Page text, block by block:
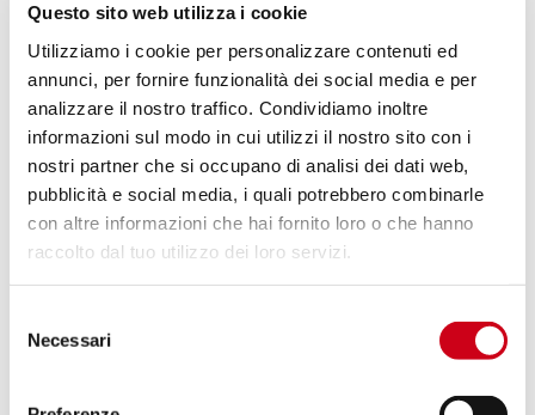
Questo sito web utilizza i cookie
Utilizziamo i cookie per personalizzare contenuti ed
annunci, per fornire funzionalità dei social media e per
analizzare il nostro traffico. Condividiamo inoltre
informazioni sul modo in cui utilizzi il nostro sito con i
nostri partner che si occupano di analisi dei dati web,
pubblicità e social media, i quali potrebbero combinarle
con altre informazioni che hai fornito loro o che hanno
raccolto dal tuo utilizzo dei loro servizi.
delNecessari
POUR LA COURSE UNIQUEMENT
Code: A27A-T36TR
Échappement CR-T titane, avec réseau
de protection
1 110,00 CHF
DÉTAILS
PRODUIT